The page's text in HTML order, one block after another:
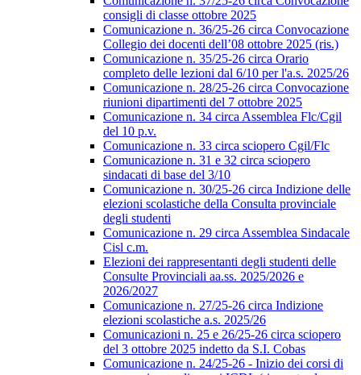
consigli di classe ottobre 2025
Comunicazione n. 36/25-26 circa Convocazione
Collegio dei docenti dell’08 ottobre 2025 (ris.)
Comunicazione n. 35/25-26 circa Orario
completo delle lezioni dal 6/10 per l'a.s. 2025/26
Comunicazione n. 28/25-26 circa Convocazione
riunioni dipartimenti del 7 ottobre 2025
Comunicazione n. 34 circa Assemblea Flc/Cgil
del 10 p.v.
Comunicazione n. 33 circa sciopero Cgil/Flc
Comunicazione n. 31 e 32 circa sciopero
sindacati di base del 3/10
Comunicazione n. 30/25-26 circa Indizione delle
elezioni scolastiche della Consulta provinciale
degli studenti
Comunicazione n. 29 circa Assemblea Sindacale
Cisl c.m.
Elezioni dei rappresentanti degli studenti delle
Consulte Provinciali aa.ss. 2025/2026 e
2026/2027
Comunicazione n. 27/25-26 circa Indizione
elezioni scolastiche a.s. 2025/26
Comunicazioni n. 25 e 26/25-26 circa sciopero
del 3 ottobre 2025 indetto da S.I. Cobas
Comunicazione n. 24/25-26 - Inizio dei corsi di